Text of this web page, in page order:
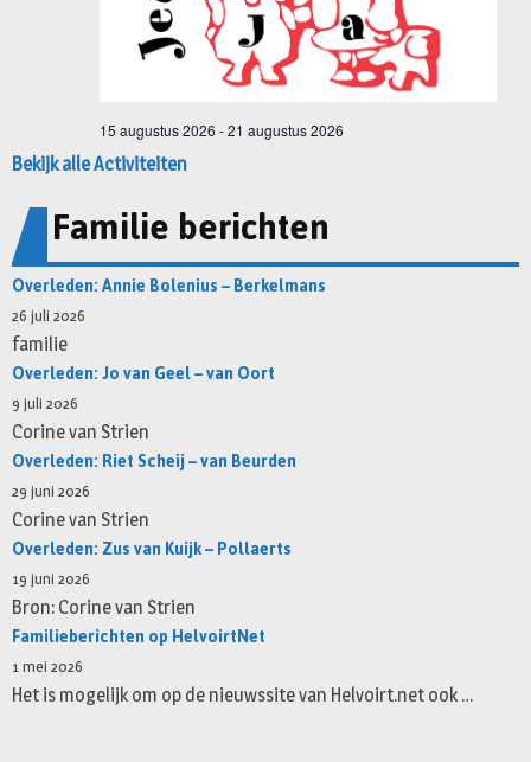
Bekijk alle Activiteiten
Familie berichten
Overleden: Annie Bolenius – Berkelmans
26 juli 2026
familie
Overleden: Jo van Geel – van Oort
9 juli 2026
Corine van Strien
Overleden: Riet Scheij – van Beurden
29 juni 2026
Corine van Strien
Overleden: Zus van Kuijk – Pollaerts
19 juni 2026
Bron: Corine van Strien
Familieberichten op HelvoirtNet
1 mei 2026
Het is mogelijk om op de nieuwssite van Helvoirt.net ook …